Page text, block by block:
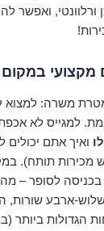
ואפשר
מקצועי
משרה: למצוא
למגייס לא
ואיך אתם יכולים
תותח).
לסופר –
ארבע שורות,
הגדולות ביותר